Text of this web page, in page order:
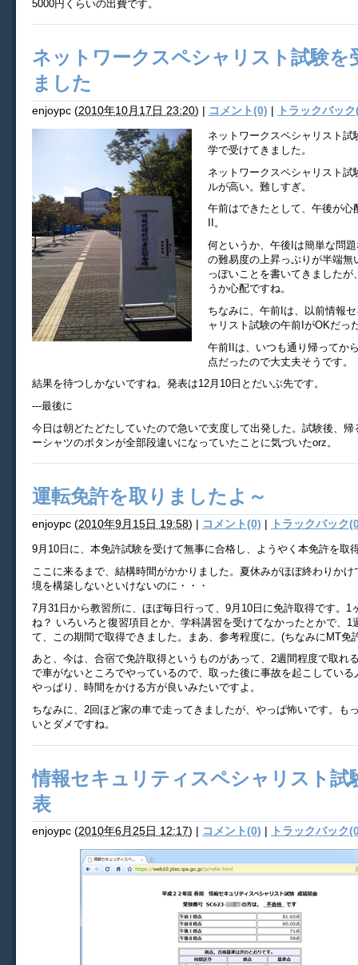
5000円くらいの出費です。
ネットワークスペシャリスト試験を
ました
enjoypc (2010年10月17日 23:20) | コメント(0) | トラックバッ
ネットワークスペシャリスト試
学で受けてきました。
ネットワークスペシャリスト試
ルが高い。難しすぎ。
午前はできたとして、午後が心
II。
何というか、午後Iは簡単な問
の難易度の上昇っぷりが半端無
っぽいことを書いてきましたが
うか心配ですね。
ちなみに、午前Iは、以前情報
ャリスト試験の午前IがOKだっ
午前IIは、いつも通り帰ってか
点だったので大丈夫そうです。
結果を待つしかないですね。発表は12月10日とだいぶ先です。
---最後に
今日は朝どたどたしていたので急いで支度して出発した。試験後、帰
ーシャツのボタンが全部段違いになっていたことに気づいたorz。
運転免許を取りましたよ～
enjoypc (2010年9月15日 19:58) | コメント(0) | トラックバック
9月10日に、本免許試験を受けて無事に合格し、ようやく本免許を取
ここに来るまで、結構時間がかかりました。夏休みがほぼ終わりか
境を構築しないといけないのに・・・
7月31日から教習所に、ほぼ毎日行って、9月10日に免許取得です。1
ね？ いろいろと復習項目とか、学科講習を受けてなかったとかで、1
て、この期間で取得できました。まあ、参考程度に。(ちなみにMT免
あと、今は、合宿で免許取得というものがあって、2週間程度で取れ
で車がないところでやっているので、取った後に事故を起こしている
やっぱり、時間をかける方が良いみたいですよ。
ちなみに、2回ほど家の車で走ってきましたが、やっぱ怖いです。も
いとダメですね。
情報セキュリティスペシャリスト試
表
enjoypc (2010年6月25日 12:17) | コメント(0) | トラックバック